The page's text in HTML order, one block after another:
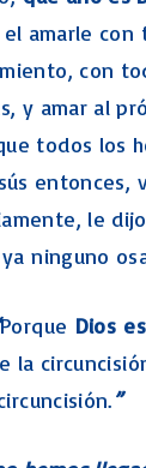
amarle con
con
y amar al
todos los
entonces,
le
ya ninguno
Porque Dios es
la
”